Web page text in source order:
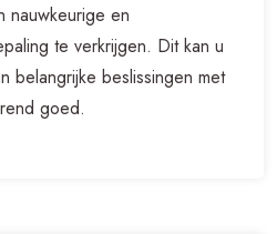
nauwkeurige en
te verkrijgen. Dit kan u
belangrijke beslissingen met
goed.